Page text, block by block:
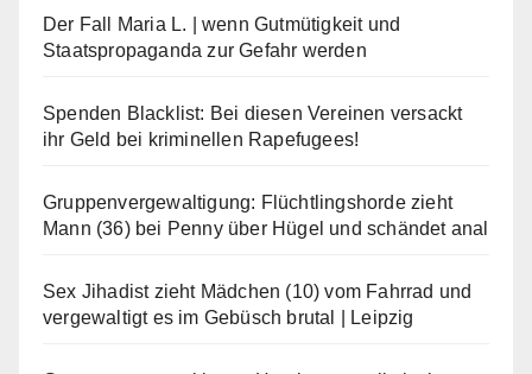
Der Fall Maria L. | wenn Gutmütigkeit und
Staatspropaganda zur Gefahr werden
Spenden Blacklist: Bei diesen Vereinen versackt
ihr Geld bei kriminellen Rapefugees!
Gruppenvergewaltigung: Flüchtlingshorde zieht
Mann (36) bei Penny über Hügel und schändet anal
Sex Jihadist zieht Mädchen (10) vom Fahrrad und
vergewaltigt es im Gebüsch brutal | Leipzig